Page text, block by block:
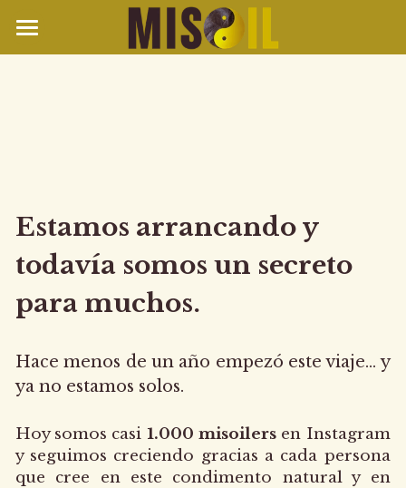
SALUD
EL SUEÑO
CONTACTO
Estamos arrancando y
todavía somos un secreto
para muchos.
Hace menos de un año empezó este viaje… y
ya no estamos solos.
Hoy somos casi 1.000 misoilers en Instagram
y seguimos creciendo gracias a cada persona
que cree en este condimento natural y en